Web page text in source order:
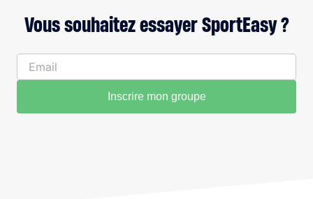
Vous souhaitez essayer SportEasy ?
Inscrire mon groupe